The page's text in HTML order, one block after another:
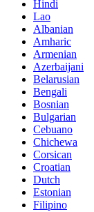
Hindi
Lao
Albanian
Amharic
Armenian
Azerbaijani
Belarusian
Bengali
Bosnian
Bulgarian
Cebuano
Chichewa
Corsican
Croatian
Dutch
Estonian
Filipino